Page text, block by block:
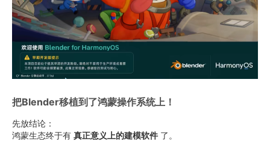
把Blender移植到了鸿蒙操作系统上！
先放结论：
鸿蒙生态终于有 真正意义上的建模软件 了。